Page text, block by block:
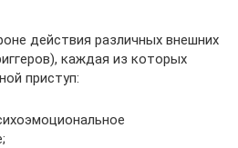
действия различных внешних
каждая из которых
приступ: